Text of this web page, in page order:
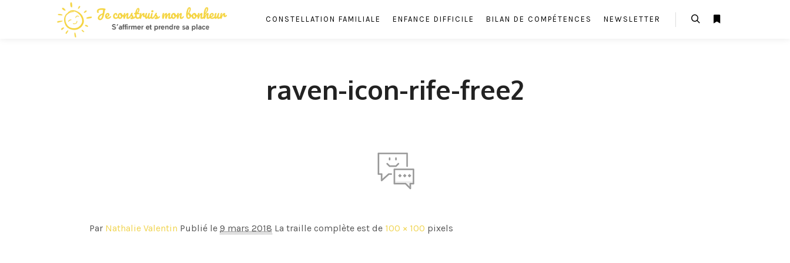
CONSTELLATION FAMILIALE ENFANCE DIFFICILE BILAN DE COMPÉTENCES
NEWSLETTER
raven-icon-rife-free2
Par Nathalie Valentin Publié le 9 mars 2018 La traille complète est de 100 × 100 pixels